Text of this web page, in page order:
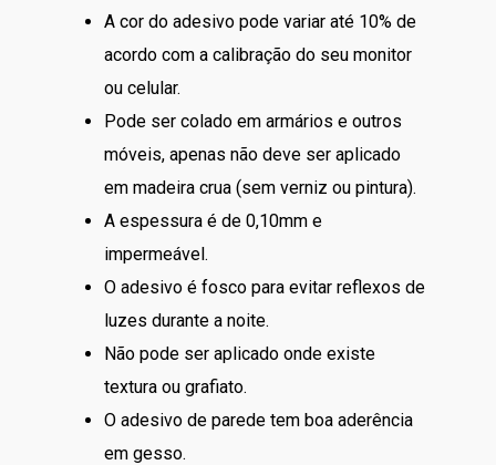
A cor do adesivo pode variar até 10% de
acordo com a calibração do seu monitor
ou celular.
Pode ser colado em armários e outros
móveis, apenas não deve ser aplicado
em madeira crua (sem verniz ou pintura).
A espessura é de 0,10mm e
impermeável.
O adesivo é fosco para evitar reflexos de
luzes durante a noite.
Não pode ser aplicado onde existe
textura ou grafiato.
O adesivo de parede tem boa aderência
em gesso.